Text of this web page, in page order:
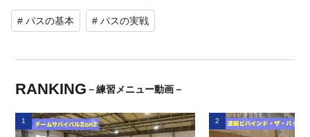
# パスの基本 # パスの実戦
RANKING －練習メニュー動画－
1 2